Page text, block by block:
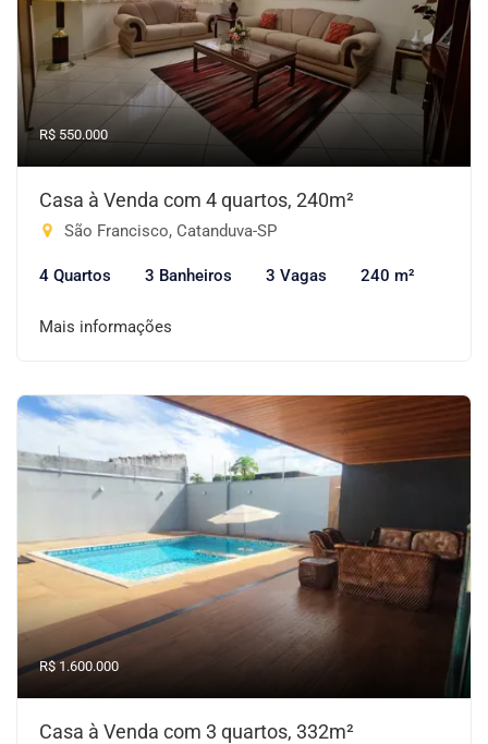
R$ 550.000
Casa à Venda com 4 quartos, 240m²
São Francisco, Catanduva-SP
4 Quartos 3 Banheiros 3 Vagas 240 m²
Mais informações
R$ 1.600.000
Casa à Venda com 3 quartos, 332m²